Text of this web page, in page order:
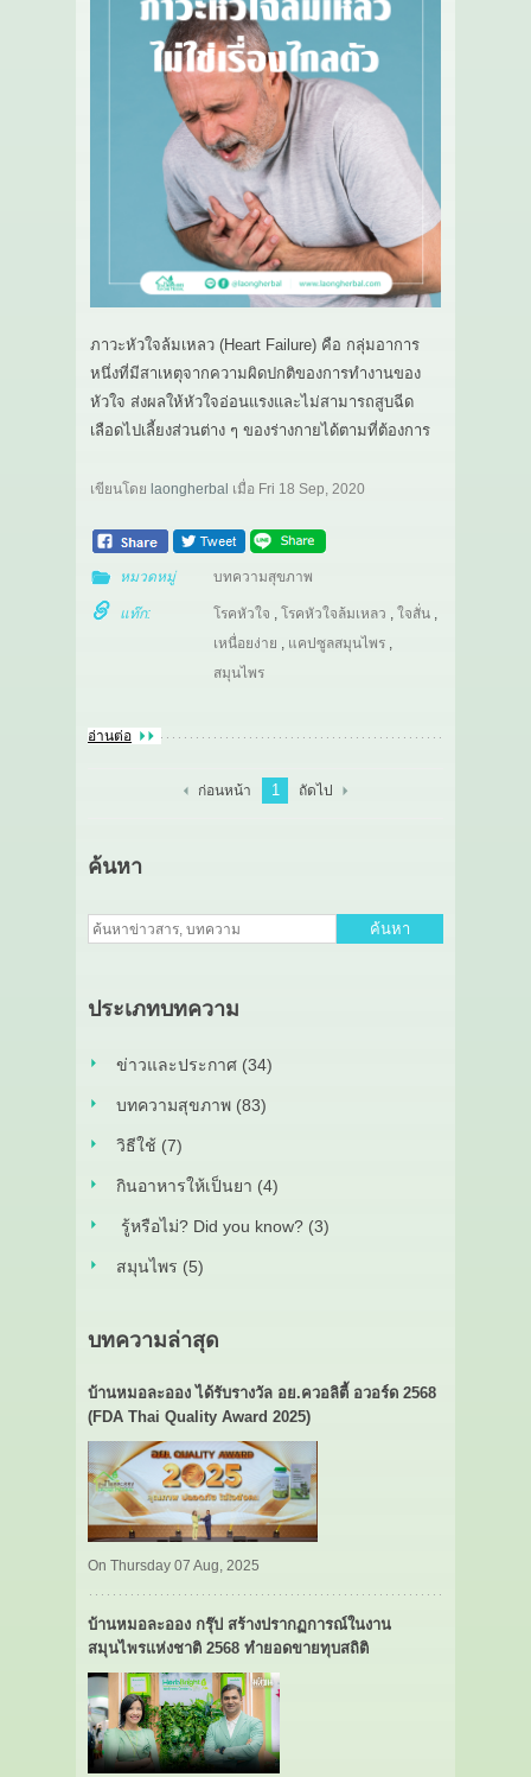
ภาวะหัวใจล้มเหลว (Heart Failure) คือ กลุ่มอาการ
หนึ่งที่มีสาเหตุจากความผิดปกติของการทำงานของ
หัวใจ ส่งผลให้หัวใจอ่อนแรงและไม่สามารถสูบฉีด
เลือดไปเลี้ยงส่วนต่าง ๆ ของร่างกายได้ตามที่ต้องการ
เขียนโดย laongherbal เมื่อ Fri 18 Sep, 2020
หมวดหมู่ บทความสุขภาพ
แท๊ก: โรคหัวใจ , โรคหัวใจล้มเหลว , ใจสั่น,
เหนื่อยง่าย , แคปซูลสมุนไพร,
สมุนไพร
อ่านต่อ
ก่อนหน้า 1 ถัดไป
ค้นหา
ค้นหา
ประเภทบทความ
ข่าวและประกาศ (34)
บทความสุขภาพ (83)
วิธีใช้ (7)
กินอาหารให้เป็นยา (4)
รู้หรือไม่? Did you know? (3)
สมุนไพร (5)
บทความล่าสุด
บ้านหมอละออง ได้รับรางวัล อย.ควอลิตี้ อวอร์ด 2568
(FDA Thai Quality Award 2025)
On Thursday 07 Aug, 2025
บ้านหมอละออง กรุ๊ป สร้างปรากฏการณ์ในงาน
สมุนไพรแห่งชาติ 2568 ทำยอดขายทุบสถิติ